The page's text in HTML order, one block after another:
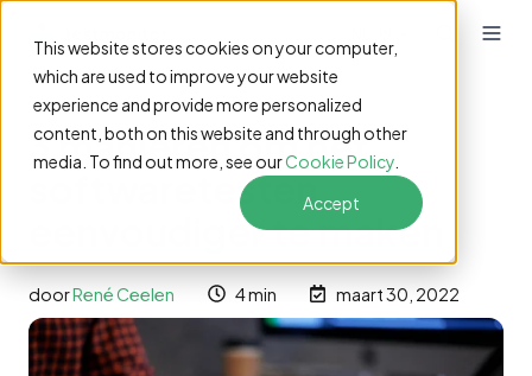
This website stores cookies on your computer,
which are used to improve your website
experience and provide more personalized
content, both on this website and through other
media. To find out more, see ourCookie Policy
Accept
3 manieren om het
softwaretesten
eenvoudiger te maken
doorRené Ceelen 4 min maart 30, 2022